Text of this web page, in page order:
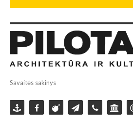
Savaitės sakinys